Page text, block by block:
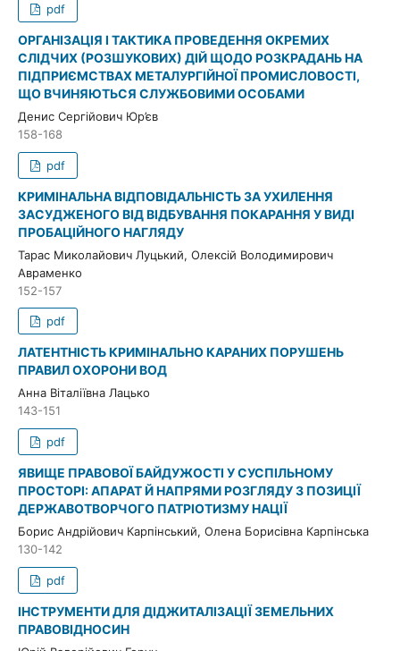
pdf
ОРГАНІЗАЦІЯ І ТАКТИКА ПРОВЕДЕННЯ ОКРЕМИХ
СЛІДЧИХ (РОЗШУКОВИХ) ДІЙ ЩОДО РОЗКРАДАНЬ НА
ПІДПРИЄМСТВАХ МЕТАЛУРГІЙНОЇ ПРОМИСЛОВОСТІ,
ЩО ВЧИНЯЮТЬСЯ СЛУЖБОВИМИ ОСОБАМИ
Денис Сергійович Юр’єв
158-168
pdf
КРИМІНАЛЬНА ВІДПОВІДАЛЬНІСТЬ ЗА УХИЛЕННЯ
ЗАСУДЖЕНОГО ВІД ВІДБУВАННЯ ПОКАРАННЯ У ВИДІ
ПРОБАЦІЙНОГО НАГЛЯДУ
Тарас Миколайович Луцький, Олексій Володимирович
Авраменко
152-157
pdf
ЛАТЕНТНІСТЬ КРИМІНАЛЬНО КАРАНИХ ПОРУШЕНЬ
ПРАВИЛ ОХОРОНИ ВОД
Анна Віталіївна Лацько
143-151
pdf
ЯВИЩЕ ПРАВОВОЇ БАЙДУЖОСТІ У СУСПІЛЬНОМУ
ПРОСТОРІ: АПАРАТ Й НАПРЯМИ РОЗГЛЯДУ З ПОЗИЦІЇ
ДЕРЖАВОТВОРЧОГО ПАТРІОТИЗМУ НАЦІЇ
Борис Андрійович Карпінський, Олена Борисівна Карпінська
130-142
pdf
ІНСТРУМЕНТИ ДЛЯ ДІДЖИТАЛІЗАЦІЇ ЗЕМЕЛЬНИХ
ПРАВОВІДНОСИН